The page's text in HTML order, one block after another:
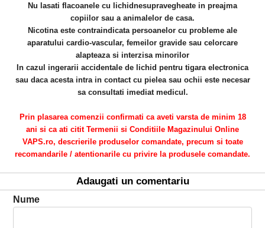
Nu lasati flacoanele cu lichidnesupravegheate in preajma
copiilor sau a animalelor de casa.
Nicotina este contraindicata persoanelor cu probleme ale
aparatului cardio-vascular, femeilor gravide sau celorcare
alapteaza si interzisa minorilor
In cazul ingerarii accidentale de lichid pentru tigara electronica
sau daca acesta intra in contact cu pielea sau ochii este necesar
sa consultati imediat medicul.
Prin plasarea comenzii confirmati ca aveti varsta de minim 18
ani si ca ati citit Termenii si Conditiile Magazinului Online
VAPS.ro, descrierile produselor comandate, precum si toate
recomandarile / atentionarile cu privire la produsele comandate.
Adaugati un comentariu
Nume